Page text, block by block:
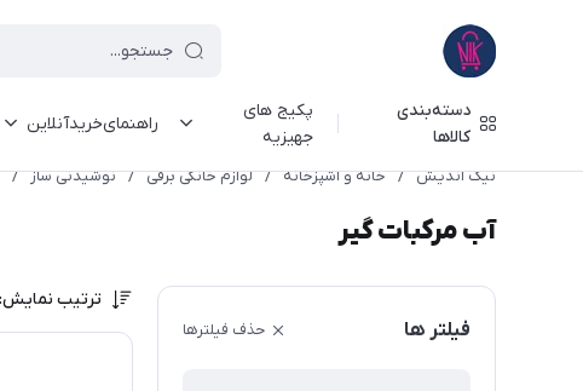
دسته‌بندی
کالاها
پکیج های
جهیزیه
راهنمای‌خرید‌آنلاین
نیک اندیش / خانه و آشپزخانه / لوازم خانگی برقی / نوشیدنی ساز /
آب مرکبات گیر
فیلتر ها حذف فیلترها
ترتیب نمایش: